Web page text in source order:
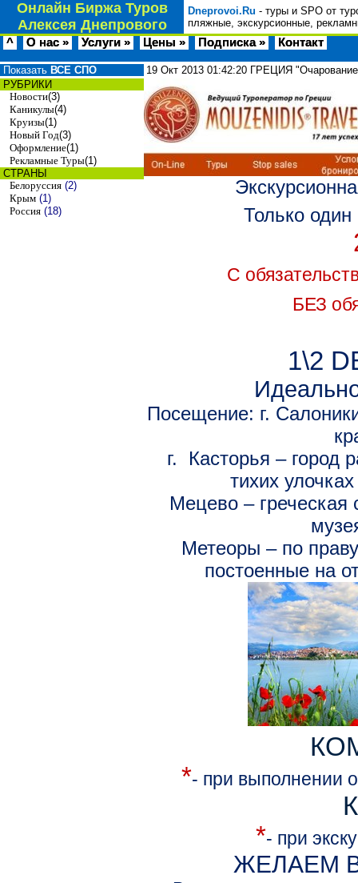
Онлайн Биржа Туров
Алексея Днепрового
Dneprovoi.Ru - туры и SPO от
пляжные, экскурсионные,
^ О нас » Услуги » Цены » Подписка » Контакт
Показать ВСЕ СПО
РУБРИКИ
Новости(3)
Каникулы(4)
Круизы(1)
Новый Год(3)
Оформление(1)
Рекламные Туры(1)
СТРАНЫ
Белоруссия (2)
Крым (1)
Россия (18)
19 Окт 2013 01:42:20 ГРЕЦИЯ
Только
С
БЕЗ
1\2
Посещение: г.
г. Касторья – город
тихих
Мецево – греческая
Метеоры – по
постоенные на
*- при выполнении
*- при
ЖЕЛАЕМ